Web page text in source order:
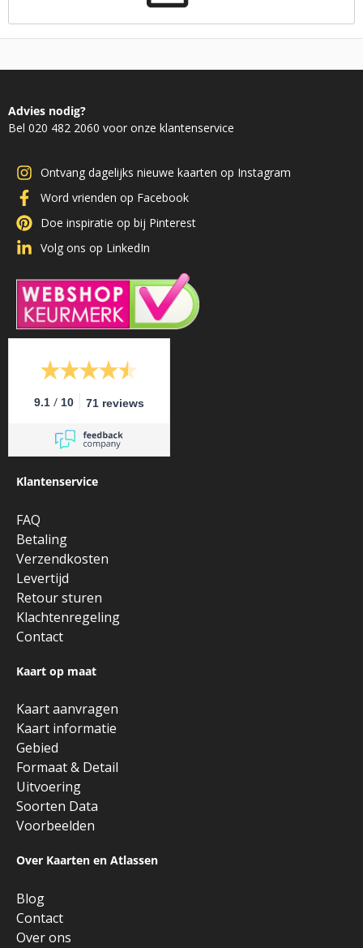
Advies nodig?
Bel 020 482 2060 voor onze klantenservice
Ontvang dagelijks nieuwe kaarten op Instagram
Word vrienden op Facebook
Doe inspiratie op bij Pinterest
Volg ons op LinkedIn
9.1 / 10 71 reviews
Klantenservice
FAQ
Betaling
Verzendkosten
Levertijd
Retour sturen
Klachtenregeling
Contact
Kaart op maat
Kaart aanvragen
Kaart informatie
Gebied
Formaat & Detail
Uitvoering
Soorten Data
Voorbeelden
Over Kaarten en Atlassen
Blog
Contact
Over ons